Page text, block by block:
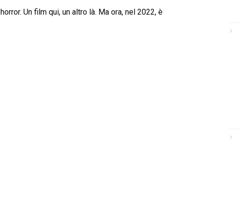
Un film qui, un altro là. Ma ora, nel 2022, è